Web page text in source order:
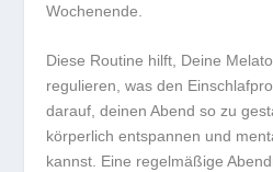
Wochenende.
Diese Routine hilft, Deine
regulieren, was den
darauf, deinen Abend so zu
körperlich entspannen und
kannst. Eine regelmäßige